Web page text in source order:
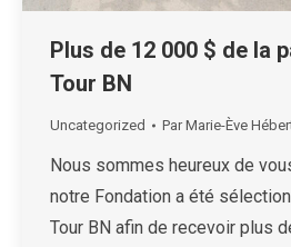
Plus de 12 000 $ de la
Tour BN
Uncategorized ParMarie-Ève
Nous sommes heureux de
notre Fondation a été
Tour BN afin de recevoir plus